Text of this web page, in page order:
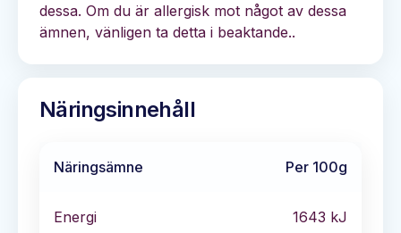
dessa. Om du är allergisk mot något av dessa
ämnen, vänligen ta detta i beaktande..
Näringsinnehåll
Näringsämne Per 100g
Energi 1643 kJ